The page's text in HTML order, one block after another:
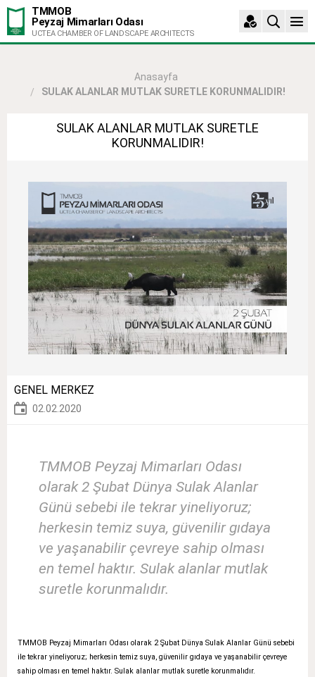
TMMOB
Peyzaj Mimarları Odası
UCTEA CHAMBER OF LANDSCAPE ARCHITECTS
Anasayfa
SULAK ALANLAR MUTLAK SURETLE KORUNMALIDIR!
SULAK ALANLAR MUTLAK SURETLE
KORUNMALIDIR!
GENEL MERKEZ
02.02.2020
TMMOB Peyzaj Mimarları Odası
olarak 2 Şubat Dünya Sulak Alanlar
Günü sebebi ile tekrar yineliyoruz;
herkesin temiz suya, güvenilir gıdaya
ve yaşanabilir çevreye sahip olması
en temel haktır. Sulak alanlar mutlak
suretle korunmalıdır.
TMMOB Peyzaj Mimarları Odası olarak 2 Şubat Dünya Sulak Alanlar Günü sebebi
ile tekrar yineliyoruz; herkesin temiz suya, güvenilir gıdaya ve yaşanabilir çevreye
sahip olması en temel haktır. Sulak alanlar mutlak suretle korunmalıdır.